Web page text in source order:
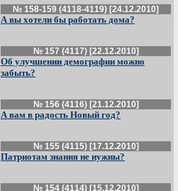
№ 158-159 (4118-4119) [24.12.2010]
А вы хотели бы работать дома?
№ 157 (4117) [22.12.2010]
Об улучшении демографии можно
забыть?
№ 156 (4116) [21.12.2010]
А вам в радость Новый год?
№ 155 (4115) [17.12.2010]
Патриотам знания не нужны?
№ 154 (4114) [15.12.2010]